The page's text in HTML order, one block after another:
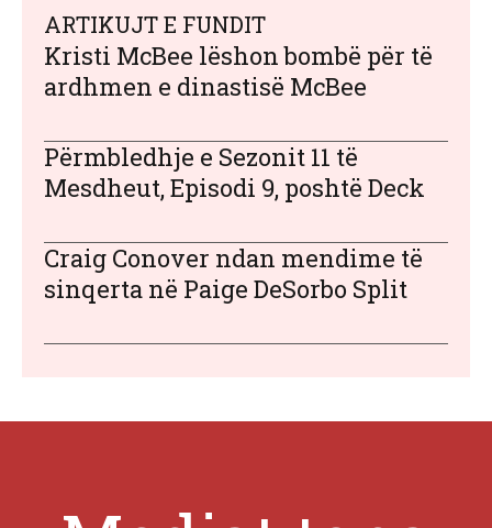
ARTIKUJT E FUNDIT
Kristi McBee lëshon bombë për të
ardhmen e dinastisë McBee
Përmbledhje e Sezonit 11 të
Mesdheut, Episodi 9, poshtë Deck
Craig Conover ndan mendime të
sinqerta në Paige DeSorbo Split